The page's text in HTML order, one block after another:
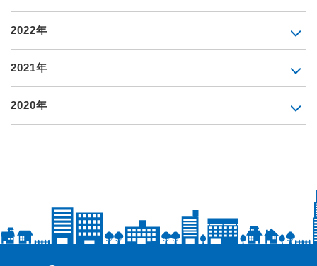
2022年
2021年
2020年